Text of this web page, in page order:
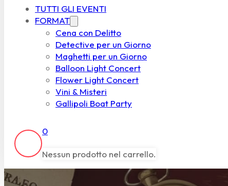
TUTTI GLI EVENTI
FORMAT
Cena con Delitto
Detective per un Giorno
Maghetti per un Giorno
Balloon Light Concert
Flower Light Concert
Vini & Misteri
Gallipoli Boat Party
0
Nessun prodotto nel carrello.